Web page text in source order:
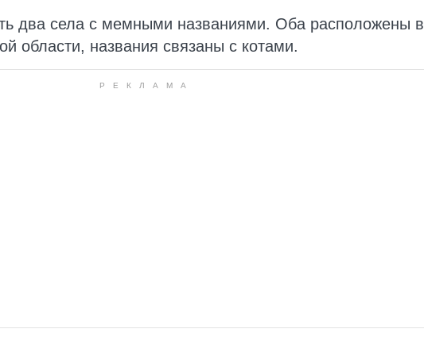
два села с мемными названиями. Оба расположены в
области, названия связаны с котами.